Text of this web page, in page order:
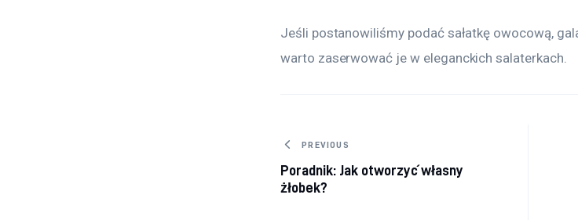
Jeśli postanowiliśmy podać sałatkę owocową,
warto zaserwować je w eleganckich salaterkach.
Nawigacja
wpisu
PREVIOUS
Poradnik: Jak otworzyć własny
żłobek?